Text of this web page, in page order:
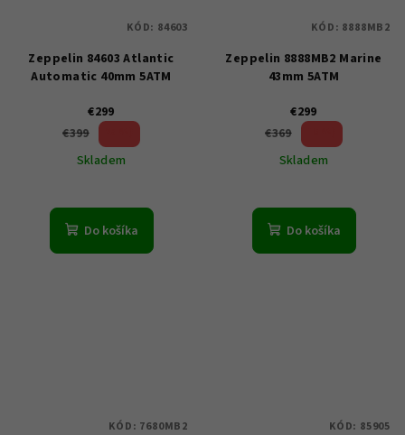
Zeppelin 84603 Atlantic
Automatic 40mm 5ATM
€299
€399
Skladem
Do košíka
KÓD: 84603
Zeppelin 8888MB2 Marine
43mm 5ATM
€299
€369
Skladem
Do košíka
KÓD: 8888MB2
KÓD: 7680MB2 KÓD: 85905